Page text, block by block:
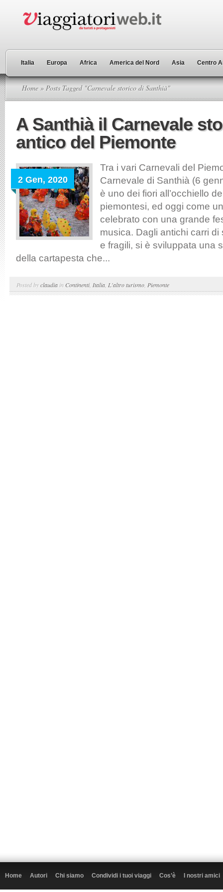
Italia Europa Africa America del Nord Asia Centro
Home » Posts Tagged "Carnevale storico di Santhià"
A Santhià il Carnevale
antico del Piemonte
2 Gen, 2020
Tra i vari Carnevali del
Carnevale di Santhià (6
è uno dei fiori all’occhiello
piemontesi, ed oggi come
celebrato con una grande
musica. Dagli antichi carri
e fragili, si è sviluppata una
della cartapesta che...
Posted byclaudia in Continenti, Italia L'altro turismo Piemonte
Home Autori Chi siamo Condividi i tuoi viaggi Cos’è I nostri amici